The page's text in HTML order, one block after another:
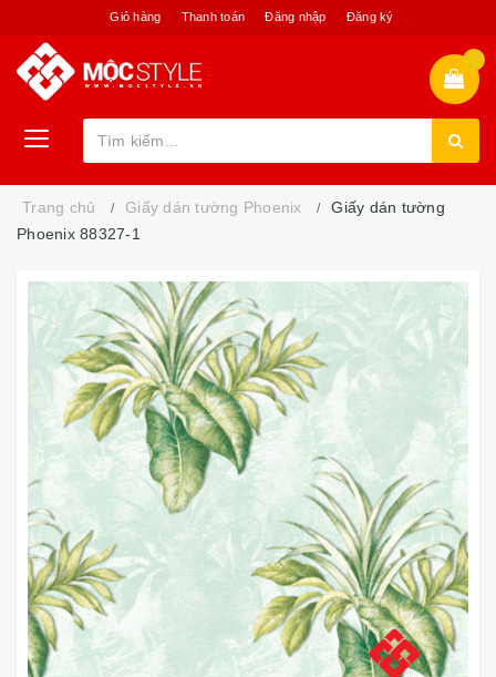
Giỏ hàng Thanh toán Đăng nhập Đăng ký
Trang chủ Giấy dán tường Phoenix
Giấy dán tường
Phoenix 88327-1